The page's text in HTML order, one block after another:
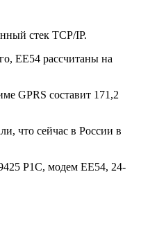
стек TCP/IP.
EE54 рассчитаны на
GPRS составит 171,2
что сейчас в России в
P1C, модем EE54, 24-